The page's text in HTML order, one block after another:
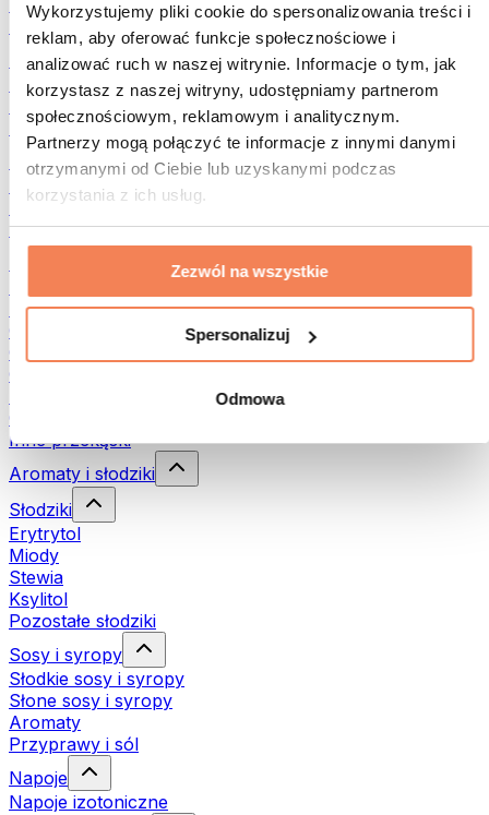
Wykorzystujemy pliki cookie do spersonalizowania treści i
reklam, aby oferować funkcje społecznościowe i
analizować ruch w naszej witrynie. Informacje o tym, jak
korzystasz z naszej witryny, udostępniamy partnerom
społecznościowym, reklamowym i analitycznym.
Partnerzy mogą połączyć te informacje z innymi danymi
otrzymanymi od Ciebie lub uzyskanymi podczas
korzystania z ich usług.
Zezwól na wszystkie
Spersonalizuj
Odmowa
Rośliny strączkowe
Inna żywność fitness
Masła orzechowe
Masło orzechowe 100%
Słodkie masła orzechowe
Masła orzechowe z białkiem
Superfood
Zielone superfoods
Błonnik
Inne superfoods
Suszone mięso
Owoce liofilizowane
Ciastka proteinowe
Chipsy i chrupki
Czekolady
Inne przekąski
Aromaty i słodziki
Słodziki
Erytrytol
Miody
Stewia
Ksylitol
Pozostałe słodziki
Sosy i syropy
Słodkie sosy i syropy
Słone sosy i syropy
Aromaty
Przyprawy i sól
Napoje
Napoje izotoniczne